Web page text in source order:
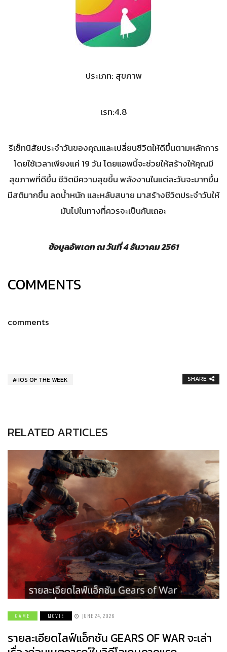
ประเภท: สุขภาพ
เรท:4.8
รีเซ็ทนิสัยประจำวันของคุณและเปลี่ยนชีวิตให้ดีขึ้นตามหลักการ
โดยใช้เวลาเพียงแค่ 19 วัน โดยแอพนี้จะช่วยให้สร้างให้คุณมี
สุขภาพที่ดีขึ้น ชีวิตมีความสุขขึ้น พลังงานในแต่ละวันจะมากขึ้น
มีสติมากขึ้น ลดน้ำหนัก และหลับสบาย มาสร้างชีวิตประจำวันให้
มันไปในทางที่ควรจะเป็นกันเถอะ
ข้อมูลอัพเดท ณ วันที่ 4ธันวาคม 2561
COMMENTS
comments
IOS OF THE WEEK SHARE
RELATED ARTICLES
GAME MOVIE JUNE 24, 2026
รายละเอียดไลฟ์แอ็กชัน GEARS OF WAR จะเล่า